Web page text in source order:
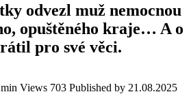
odvezl muž nemocnou
opuštěného kraje… A o
pro své věci.
Views 703 Published by 21.08.2025